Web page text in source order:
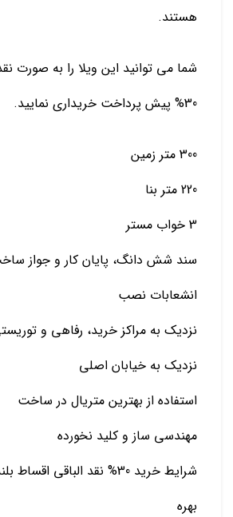
هستند.
شما می توانید این ویلا را به صورت
30% پیش پرداخت خریداری نمایید.
300 متر زمین
220 متر بنا
3 خواب مستر
سند شش دانگ، پایان کار و جواز
انشعابات نصب
نزدیک به مراکز خرید، رفاهی و
نزدیک به خیابان اصلی
استفاده از بهترین متریال در ساخت
مهندسی ساز و کلید نخورده
شرایط خرید 30% نقد الباقی
بهره